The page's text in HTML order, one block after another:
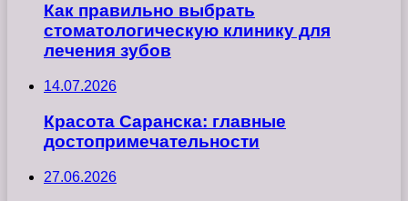
Как правильно выбрать
стоматологическую клинику для
лечения зубов
14.07.2026
Красота Саранска: главные
достопримечательности
27.06.2026